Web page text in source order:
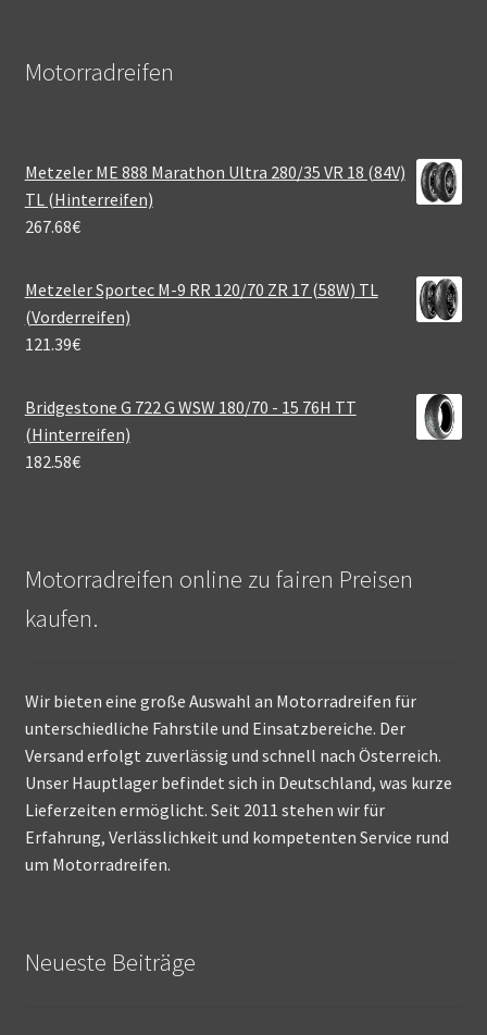
Motorradreifen
Metzeler ME 888 Marathon Ultra 280/35 VR 18 (84V)
TL (Hinterreifen)
267.68€
Metzeler Sportec M-9 RR 120/70 ZR 17 (58W) TL
(Vorderreifen)
121.39€
Bridgestone G 722 G WSW 180/70 - 15 76H TT
(Hinterreifen)
182.58€
Motorradreifen online zu fairen Preisen
kaufen.
Wir bieten eine große Auswahl an Motorradreifen für
unterschiedliche Fahrstile und Einsatzbereiche. Der
Versand erfolgt zuverlässig und schnell nach Österreich.
Unser Hauptlager befindet sich in Deutschland, was kurze
Lieferzeiten ermöglicht. Seit 2011 stehen wir für
Erfahrung, Verlässlichkeit und kompetenten Service rund
um Motorradreifen.
Neueste Beiträge